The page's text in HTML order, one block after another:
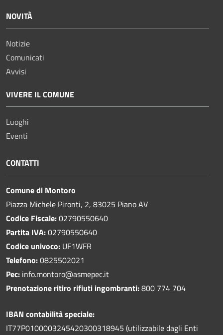
NOVITÀ
Notizie
Comunicati
Avvisi
VIVERE IL COMUNE
Luoghi
Eventi
CONTATTI
Comune di Montoro
Piazza Michele Pironti, 2, 83025 Piano AV
Codice Fiscale:02790550640
Partita IVA:02790550640
Codice univoco: UF1WFR
Telefono:0825502021
Pec: info.montoro@asmepec.it
Prenotazione ritiro rifiuti ingombranti:800 774 704
IBAN contabilità speciale:
IT77P0100003245420300318945 (utilizzabile dagli Enti